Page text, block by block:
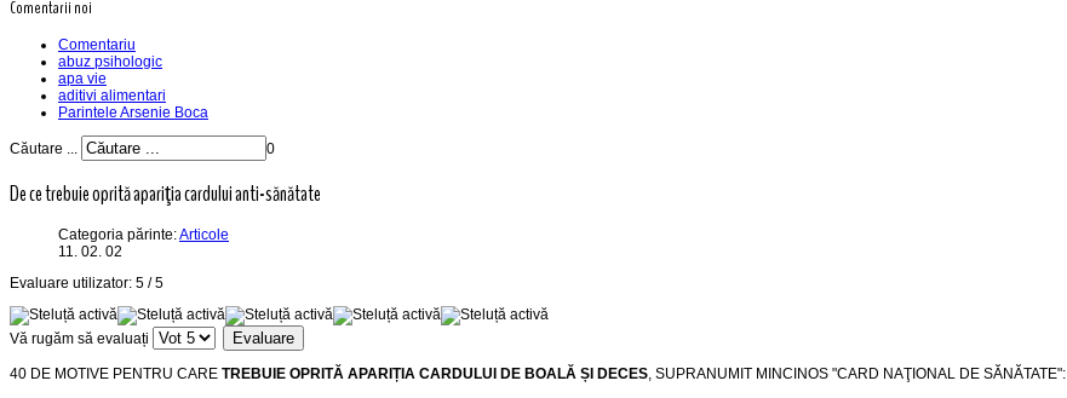
Comentarii noi
Comentariu
abuz psihologic
apa vie
aditivi alimentari
Parintele Arsenie Boca
Căutare ... 0
De ce trebuie oprită apariţia cardului anti-sănătate
Categoria părinte:Articole
11. 02. 02
Evaluare utilizator: 5 /5
Vă rugăm să evaluați
40 DE MOTIVE PENTRU CARE TREBUIE OPRITĂ APARIȚIA CARDULUI DE BOALĂ ȘI DECES, SUPRANUMIT MINCINOS "CARD NAŢIONAL DE SĂNĂTATE":